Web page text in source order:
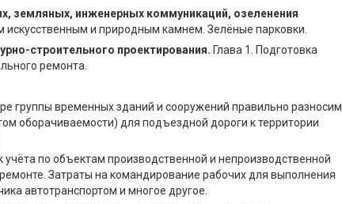
земляных, инженерных коммуникаций, озеленения
искусственным и природным камнем. Зелёные парковки.
строительного проектирования. Глава 1. Подготовка
ремонта.
группы временных зданий и сооружений правильно разносим
оборачиваемости) для подъездной дороги к территории
по объектам производственной и непроизводственной
Затраты на командирование рабочих для выполнения
автотранспортом и многое другое.